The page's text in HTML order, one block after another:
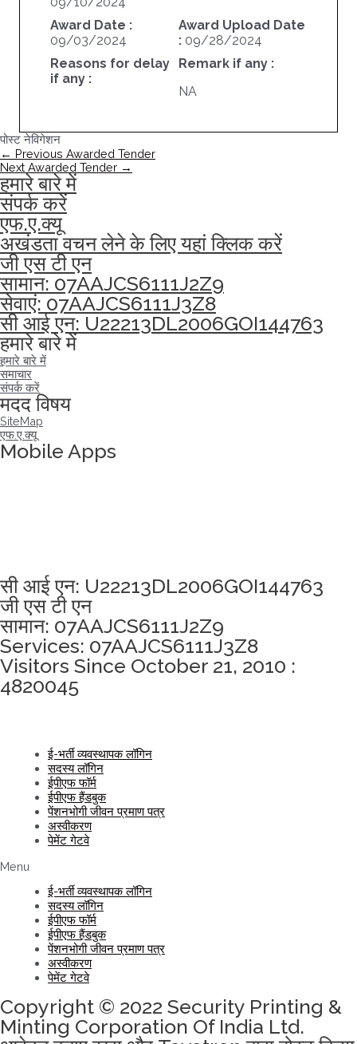
Award Date :
09/03/2024
Award Upload Date
: 09/28/2024
Reasons for delay
if any :
Remark if any :
NA
पोस्ट नेविगेशन
← Previous Awarded Tender
Next Awarded Tender →
हमारे बारे में
संपर्क करें
एफ.ए.क्यू
अखंडता वचन लेने के लिए यहां क्लिक करें
जी एस टी एन
सामान: 07AAJCS6111J2Z9
सेवाएं: 07AAJCS6111J3Z8
सी आई एन: U22213DL2006GOI144763
हमारे बारे में
हमारे बारे में
समाचार
संपर्क करें
मदद विषय
SiteMap
एफ.ए.क्यू
Mobile Apps
सी आई एन: U22213DL2006GOI144763
जी एस टी एन
सामान: 07AAJCS6111J2Z9
Services: 07AAJCS6111J3Z8
Visitors Since October 21, 2010 :
4820045
ई-भर्ती व्यवस्थापक लॉगिन
सदस्य लॉगिन
ईपीएफ फॉर्म
ईपीएफ हैंडबुक
पेंशनभोगी जीवन प्रमाण पत्र
अस्वीकरण
पेमेंट गेटवे
Menu
ई-भर्ती व्यवस्थापक लॉगिन
सदस्य लॉगिन
ईपीएफ फॉर्म
ईपीएफ हैंडबुक
पेंशनभोगी जीवन प्रमाण पत्र
अस्वीकरण
पेमेंट गेटवे
Copyright © 2022 Security Printing &
Minting Corporation Of India Ltd.